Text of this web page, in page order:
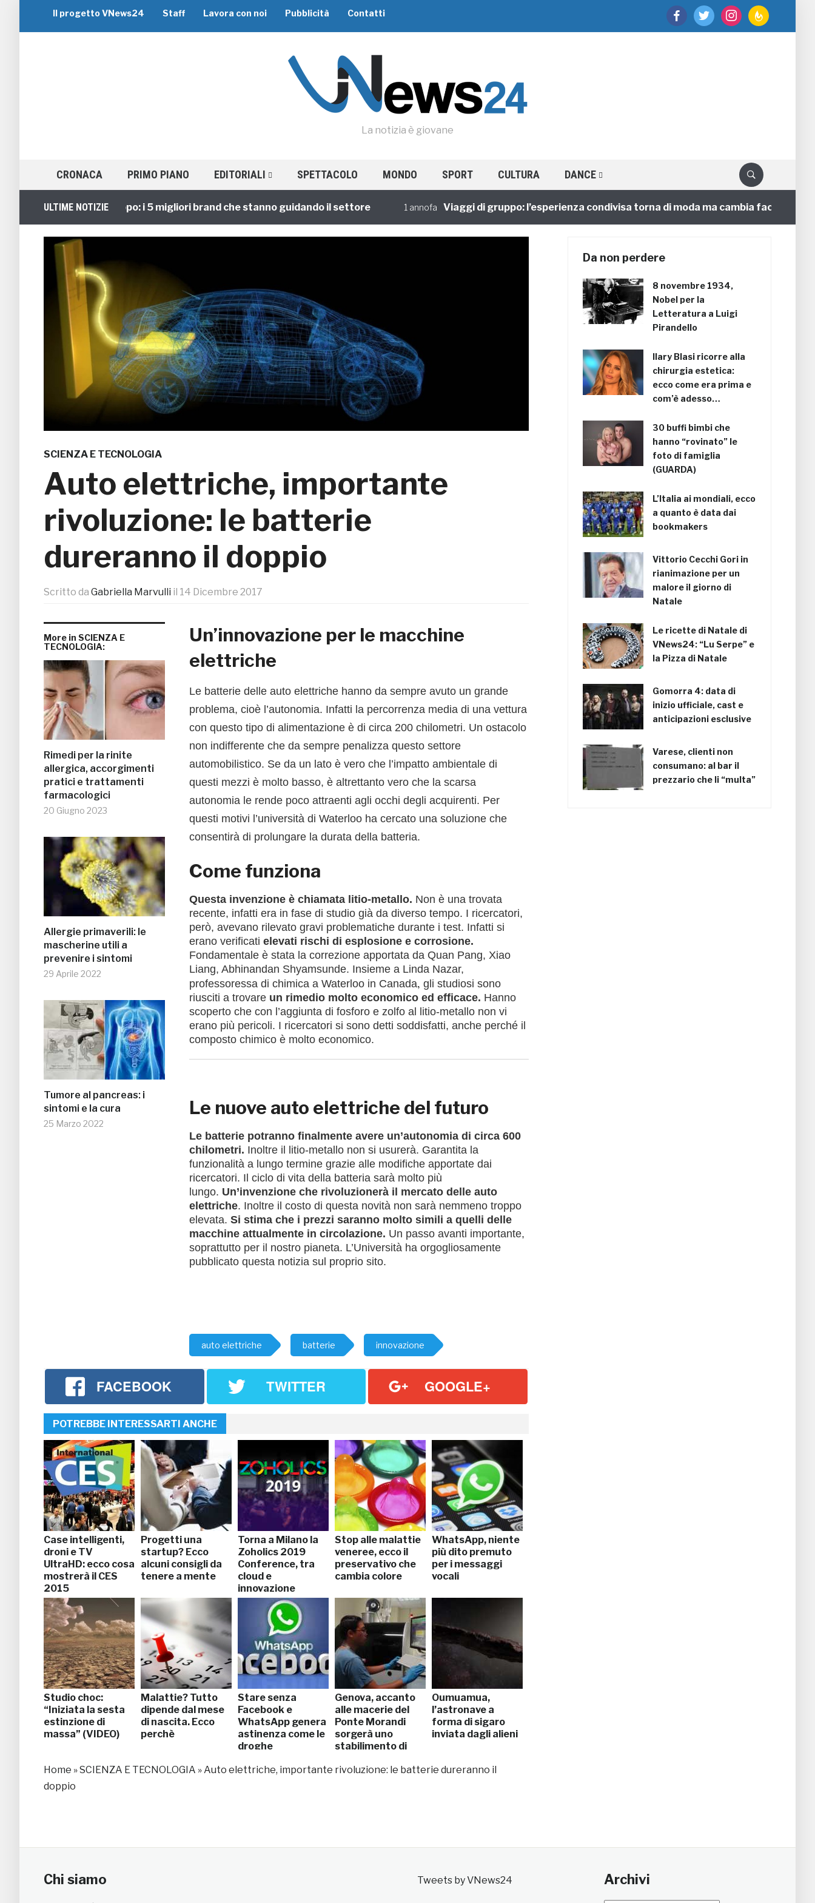
facebooktwitter instagramfeedburner
Il progetto VNews24 Staff Lavora con noi Pubblicità Contatti
La notizia è giovane
CRONACA PRIMO PIANO EDITORIALI SPETTACOLO MONDO SPORT CULTURA DANCE
ULTIME NOTIZIE
Viaggi di Gruppo: i 5 migliori brand che stanno guidando il settore 1 annofa Viaggi di gruppo: l’esperienza condivisa torna di moda ma cambia faccia
SCIENZA E TECNOLOGIA
Auto elettriche, importante
rivoluzione: le batterie
dureranno il doppio
Scritto da Gabriella Marvulli il 14 Dicembre 2017
More in SCIENZA E
TECNOLOGIA:
Rimedi per la rinite
allergica, accorgimenti
pratici e trattamenti
farmacologici
20 Giugno 2023
Allergie primaverili: le
mascherine utili a
prevenire i sintomi
29 Aprile 2022
Tumore al pancreas: i
sintomi e la cura
25 Marzo 2022
Un’innovazione per le macchine
elettriche
Le batterie delle auto elettriche hanno da sempre avuto un grande
problema, cioè l’autonomia. Infatti la percorrenza media di una vettura
con questo tipo di alimentazione è di circa 200 chilometri. Un ostacolo
non indifferente che da sempre penalizza questo settore
automobilistico. Se da un lato è vero che l’impatto ambientale di
questi mezzi è molto basso, è altrettanto vero che la scarsa
autonomia le rende poco attraenti agli occhi degli acquirenti. Per
questi motivi l’università di Waterloo ha cercato una soluzione che
consentirà di prolungare la durata della batteria.
Come funziona
Questa invenzione è chiamata litio-metallo. Non è una trovata
recente, infatti era in fase di studio già da diverso tempo. I ricercatori,
però, avevano rilevato gravi problematiche durante i test. Infatti si
erano verificati elevati rischi di esplosione e corrosione.
Fondamentale è stata la correzione apportata da Quan Pang, Xiao
Liang, Abhinandan Shyamsunde. Insieme a Linda Nazar,
professoressa di chimica a Waterloo in Canada, gli studiosi sono
riusciti a trovare un rimedio molto economico ed efficace. Hanno
scoperto che con l’aggiunta di fosforo e zolfo al litio-metallo non vi
erano più pericoli. I ricercatori si sono detti soddisfatti, anche perché il
composto chimico è molto economico.
Le nuove auto elettriche del futuro
Le batterie potranno finalmente avere un’autonomia di circa 600
chilometri. Inoltre il litio-metallo non si usurerà. Garantita la
funzionalità a lungo termine grazie alle modifiche apportate dai
ricercatori. I l ciclo di vita della batteria sarà molto più
lungo. Un’invenzione che rivoluzionerà il mercato delle auto
elettriche. Inoltre il costo di questa novità non sarà nemmeno troppo
elevata. Si stima che i prezzi saranno molto simili a quelli delle
macchine attualmente in circolazione. Un passo avanti importante,
soprattutto per il nostro pianeta. L’Università ha orgogliosamente
pubblicato questa notizia sul proprio sito.
auto elettriche batterie innovazione
FACEBOOK TWITTER GOOGLE+
POTREBBE INTERESSARTI ANCHE
Case intelligenti,
droni e TV
UltraHD: ecco cosa
mostrerà il CES
2015
Progetti una
startup? Ecco
alcuni consigli da
tenere a mente
Torna a Milano la
Zoholics 2019
Conference, tra
cloud e
innovazione
Stop alle malattie
veneree, ecco il
preservativo che
cambia colore
WhatsApp, niente
più dito premuto
per i messaggi
vocali
Studio choc:
“Iniziata la sesta
estinzione di
massa” (VIDEO)
Malattie? Tutto
dipende dal mese
di nascita. Ecco
perchè
Stare senza
Facebook e
WhatsApp genera
astinenza come le
droghe
Genova, accanto
alle macerie del
Ponte Morandi
sorgerà uno
stabilimento di
Oumuamua,
l’astronave a
forma di sigaro
inviata dagli alieni
Home »SCIENZA E TECNOLOGIA » Auto elettriche, importante rivoluzione: le batterie dureranno il
doppio
Da non perdere
8 novembre 1934,
Nobel per la
Letteratura a Luigi
Pirandello
Ilary Blasi ricorre alla
chirurgia estetica:
ecco come era prima e
com’è adesso…
30 buffi bimbi che
hanno “rovinato” le
foto di famiglia
(GUARDA)
L’Italia ai mondiali, ecco
a quanto è data dai
bookmakers
Vittorio Cecchi Gori in
rianimazione per un
malore il giorno di
Natale
Le ricette di Natale di
VNews24: “Lu Serpe” e
la Pizza di Natale
Gomorra 4: data di
inizio ufficiale, cast e
anticipazioni esclusive
Varese, clienti non
consumano: al bar il
prezzario che li “multa”
Chi siamo Tweets by VNews24 Archivi